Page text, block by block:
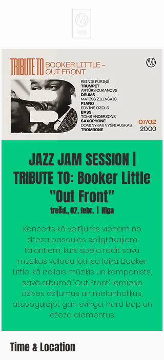
JAZZ JAM SESSION |
TRIBUTE TO: Booker Little
''Out Front''
trešd., 07. febr.
  |
Rīga
Koncerts kā veltījums vienam no
džeza pasaules spilgtākajiem
talantiem, kurš spēja radīt savu
mūzikas valodu ļoti īsā laikā. Booker
Little, kā izcilais mūziķis un komponists,
savā albumā "Out Front" iemieso
dzīves dziļumus un melanholiķus,
atspoguļojot gan svinga, hard bop un
džeza elementus.
Time & Location